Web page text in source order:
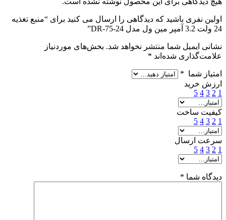
اولین نفری باشید که دیدگاهی را ارسال می کنید برای “منبع تغذیه
24 ولت 3.2 آمپر مین ول مدل DR-75-24”
نشانی ایمیل شما منتشر نخواهد شد. بخش‌های موردنیاز
علامت‌گذاری شده‌اند *
امتیاز شما *
ارزش خرید
1
2
3
4
5
کیفیت ساخت
1
2
3
4
5
سرعت ارسال
1
2
3
4
5
دیدگاه شما *